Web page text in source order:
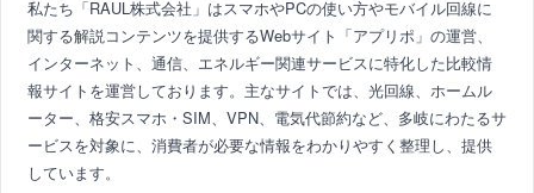
私たち「RAUL株式会社」はスマホやPCの使い方やモバイル回線に
関する解説コンテンツを提供するWebサイト「アプリポ」の運営、
インターネット、通信、エネルギー関連サービスに特化した比較情
報サイトを運営しております。主なサイトでは、光回線、ホームル
ーター、格安スマホ・SIM、VPN、電気代節約など、多岐にわたるサ
ービスを対象に、消費者が必要な情報をわかりやすく整理し、提供
しています。